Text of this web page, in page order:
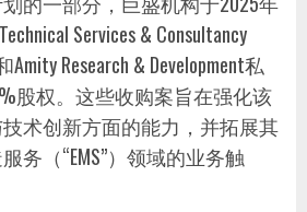
Services & Consultancy
Research & Development私
股权。这些收购案旨在强化该
术创新方面的能力，并拓展其
务（“EMS”）领域的业务触